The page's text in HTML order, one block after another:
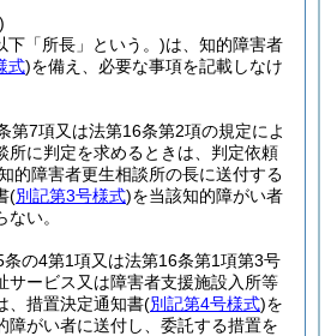
下「所長」という。)は、知的障害者
式)を備え、必要な事項を記載しなけ
第7項又は法第16条第2項の規定によ
所に判定を求めるときは、判定依頼
的障害者更生相談所の長に送付する
(別記第3号様式)を当該知的障がい者
い。
条の4第1項又は法第16条第1項第3号
サービス又は障害者支援施設入所等
、措置決定通知書(別記第4号様式)を
障がい者に送付し、委託する措置を